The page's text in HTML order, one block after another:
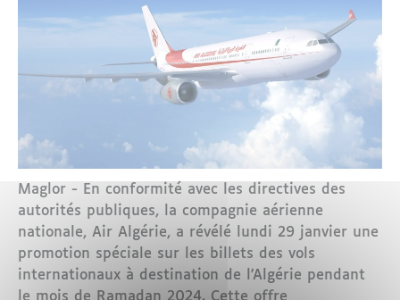
Maglor - En conformité avec les directives des
autorités publiques, la compagnie aérienne
nationale, Air Algérie, a révélé lundi 29 janvier une
promotion spéciale sur les billets des vols
internationaux à destination de l'Algérie pendant
le mois de Ramadan 2024. Cette offre